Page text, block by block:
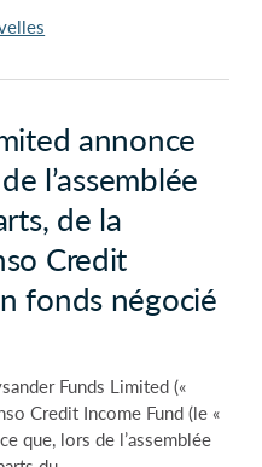
annonce
l’assemblée
de la
Credit
fonds négocié
Funds Limited («
Credit Income Fund (le «
que, lors de l’assemblée